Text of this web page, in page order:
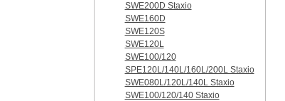
SWE200D Staxio
SWE160D
SWE120S
SWE120L
SWE100/120
SPE120L/140L/160L/200L Staxio
SWE080L/120L/140L Staxio
SWE100/120/140 Staxio